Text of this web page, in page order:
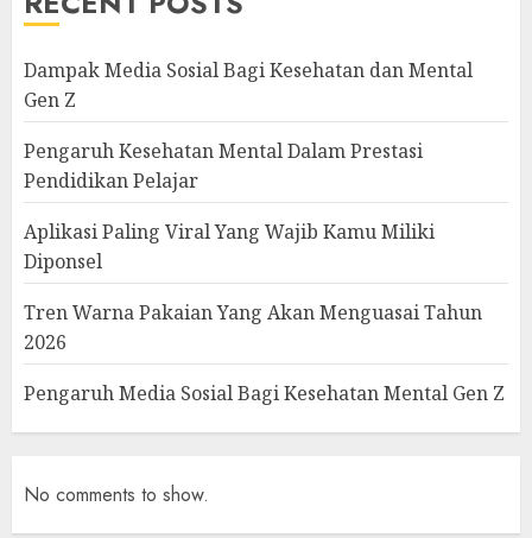
Dampak Media Sosial Bagi Kesehatan dan Mental
Gen Z
Pengaruh Kesehatan Mental Dalam Prestasi
Pendidikan Pelajar
Aplikasi Paling Viral Yang Wajib Kamu Miliki
Diponsel
Tren Warna Pakaian Yang Akan Menguasai Tahun
2026
Pengaruh Media Sosial Bagi Kesehatan Mental Gen Z
No comments to show.